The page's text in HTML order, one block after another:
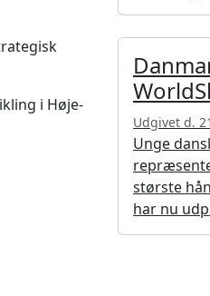
i Høje-
Udgivet d.
Unge
største
har nu